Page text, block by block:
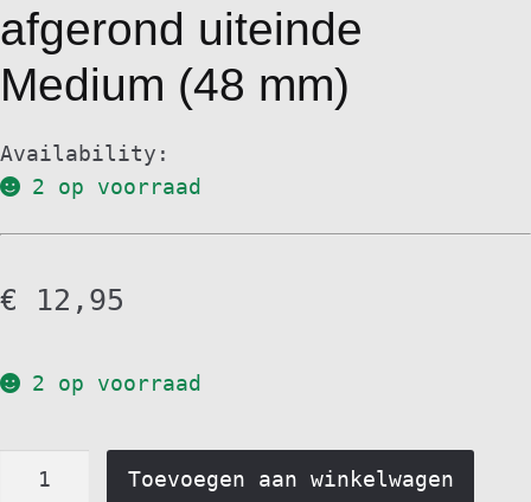
afgerond uiteinde
Medium (48 mm)
Availability:
2 op voorraad
€ 12,95
2 op voorraad
4563144
Toevoegen aan winkelwagen